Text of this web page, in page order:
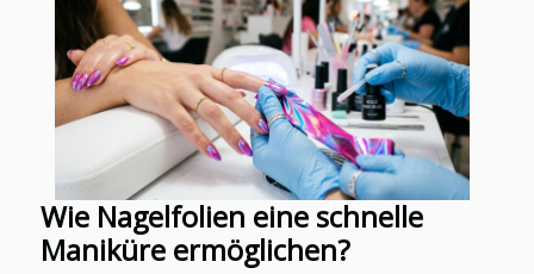
Wie Nagelfolien eine schnelle
Maniküre ermöglichen?